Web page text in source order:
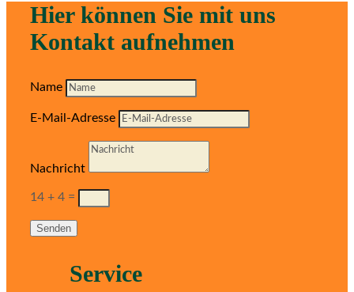
Hier können Sie mit uns
Kontakt aufnehmen
Name
E-Mail-Adresse
Nachricht
14 + 4 =
Senden
Service